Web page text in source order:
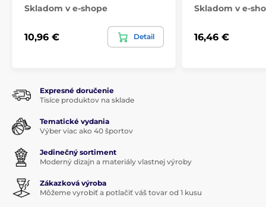
Skladom v e-shope
10,96 € Detail
Skladom v e-
16,46 €
Expresné doručenie
Tisíce produktov na sklade
Tematické vydania
Výber viac ako 40 športov
Jedinečný sortiment
Moderný dizajn a materiály vlastnej výroby
Zákazková výroba
Môžeme vyrobiť a potlačiť váš tovar od 1 kusu